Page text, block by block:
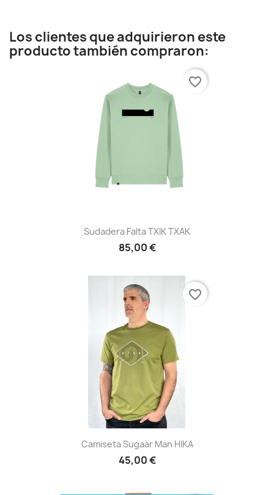
Los clientes que adquirieron este
producto también compraron:
Sudadera Falta TXIK TXAK
85,00 €
favorite_border
Camiseta Sugaar Man HIKA
45,00 €
favorite_border